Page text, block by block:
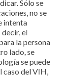
Sólo se
no se
intenta
el
la persona
lado, se
se puede
caso del VIH,